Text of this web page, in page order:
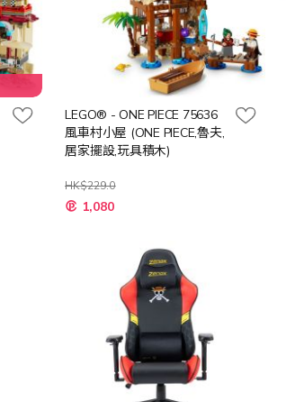
LEGO® - ONE PIECE 75636
風車村小屋 (ONE PIECE,魯夫,
居家擺設,玩具積木)
HK$229.0
特
殊 1,080